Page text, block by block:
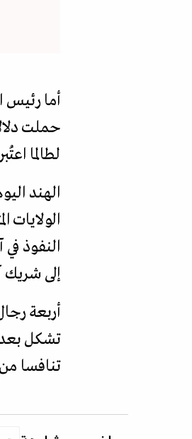
أما رئيس
حملت
لطالما
الهند
الولايات
النفوذ
إلى شريك
أربعة
تشكل بعد
تنافسا